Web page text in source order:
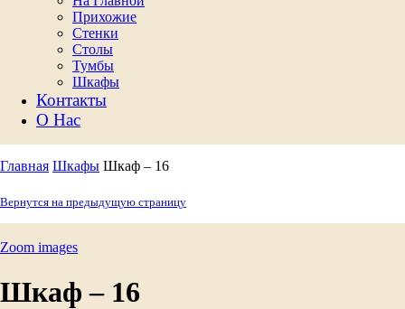
Прихожие
Стенки
Столы
Тумбы
Шкафы
Контакты
О Нас
Главная Шкафы Шкаф – 16
Вернутся на предыдущую страницу
Zoom images
Шкаф – 16